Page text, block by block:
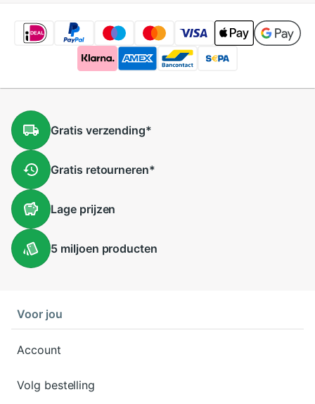
Gratis verzending*
Gratis retourneren*
Lageprijzen
5 miljoen producten
Voor jou
Account
Volg bestelling